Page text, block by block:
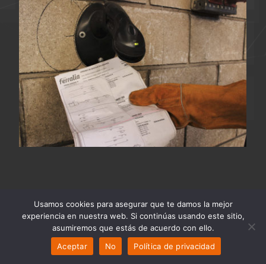
Usamos cookies para asegurar que te damos la mejor
experiencia en nuestra web. Si continúas usando este sitio,
asumiremos que estás de acuerdo con ello.
Aceptar
No Política de privacidad